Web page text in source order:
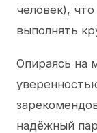
человек),
выполнять
Опираясь на
надёжный